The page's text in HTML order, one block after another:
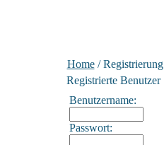
Home/ Registrierung
Registrierte Benutzer
Benutzername:
Passwort: